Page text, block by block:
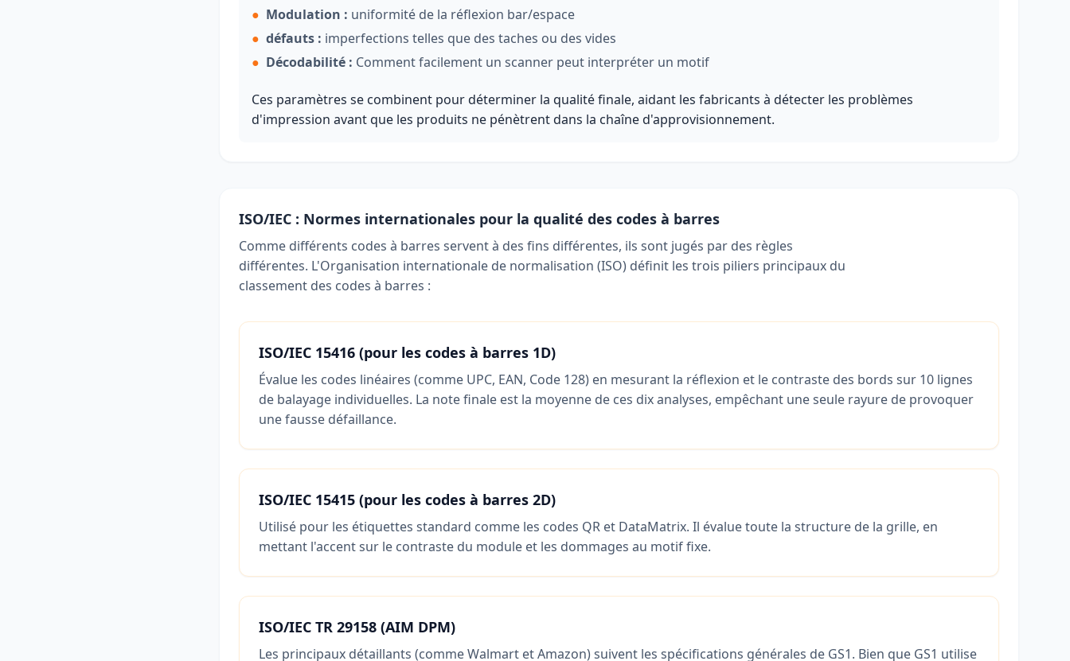
● Modulation : uniformité de la réflexion bar/espace
● défauts : imperfections telles que des taches ou des vides
● Décodabilité : Comment facilement un scanner peut interpréter un motif
Ces paramètres se combinent pour déterminer la qualité finale, aidant les fabricants à détecter les problèmes
d'impression avant que les produits ne pénètrent dans la chaîne d'approvisionnement.
ISO/IEC : Normes internationales pour la qualité des codes à barres
Comme différents codes à barres servent à des fins différentes, ils sont jugés par des règles
différentes. L'Organisation internationale de normalisation (ISO) définit les trois piliers principaux du
classement des codes à barres :
ISO/IEC 15416 (pour les codes à barres 1D)
Évalue les codes linéaires (comme UPC, EAN, Code 128) en mesurant la réflexion et le contraste des bords sur 10 lignes
de balayage individuelles. La note finale est la moyenne de ces dix analyses, empêchant une seule rayure de provoquer
une fausse défaillance.
ISO/IEC 15415 (pour les codes à barres 2D)
Utilisé pour les étiquettes standard comme les codes QR et DataMatrix. Il évalue toute la structure de la grille, en
mettant l'accent sur le contraste du module et les dommages au motif fixe.
ISO/IEC TR 29158 (AIM DPM)
Les principaux détaillants (comme Walmart et Amazon) suivent les spécifications générales de GS1. Bien que GS1 utilise